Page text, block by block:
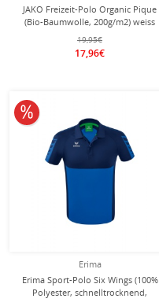
JAKO Freizeit-Polo Organic Pique
(Bio-Baumwolle, 200g/m2) weiss
Herren
19,95€
17,96€
Erima
Erima Sport-Polo Six Wings (100%
Polyester, schnelltrocknend,
10% reduziert